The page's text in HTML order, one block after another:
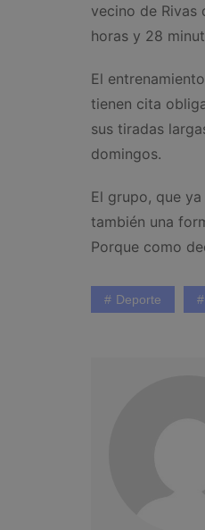
vecino de Rivas
horas y 28
El
tienen cita
sus tiradas
domingos.
El grupo, que
también una
Porque como
Deporte